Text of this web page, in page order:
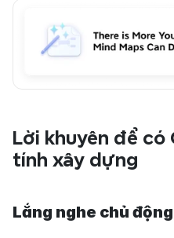
Lời khuyên để có
tính xây dựng
Lắng nghe chủ động